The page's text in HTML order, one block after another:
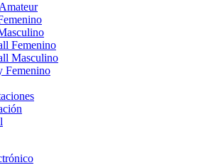
Femenino
Masculino
Femenino